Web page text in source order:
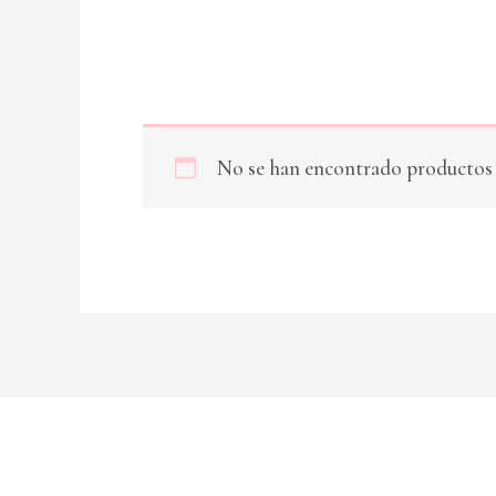
No se han encontrado